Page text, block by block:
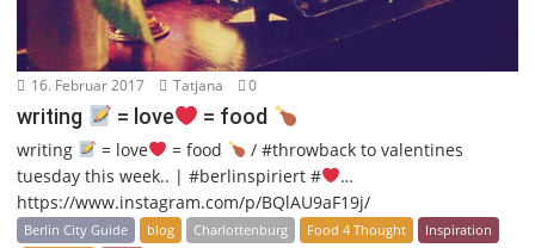
16. Februar 2017 Tatjana 0
writing = love = food
writing = love = food
/ #throwback to valentines
tuesday this week.. | #berlinspiriert #
…
https://www.instagram.com/p/BQlAU9aF19j/
Berlin City Guide blog Charlottenburg Food 4 Thought
Inspiration